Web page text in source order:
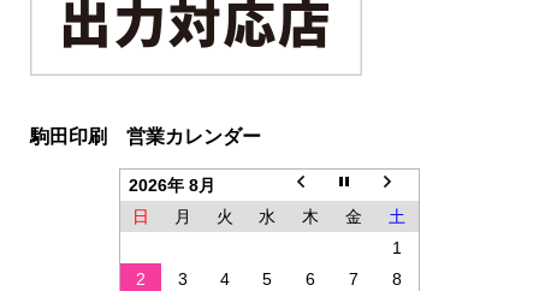
駒田印刷 営業カレンダー
2026年 8月
日
月 火 水 木 金
土
1
2
3 4 5 6 7
8